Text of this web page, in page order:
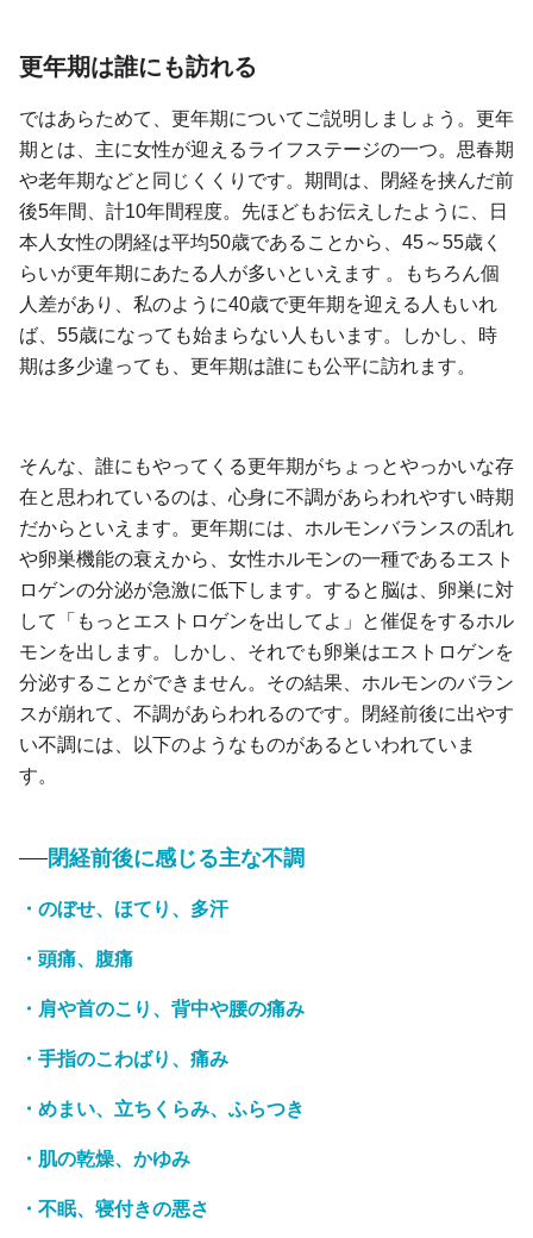
更年期は誰にも訪れる
ではあらためて、更年期についてご説明しましょう。更年
期とは、主に女性が迎えるライフステージの一つ。思春期
や老年期などと同じくくりです。期間は、閉経を挟んだ前
後5年間、計10年間程度。先ほどもお伝えしたように、日
本人女性の閉経は平均50歳であることから、45～55歳く
らいが更年期にあたる人が多いといえます 。もちろん個
人差があり、私のように40歳で更年期を迎える人もいれ
ば、55歳になっても始まらない人もいます。しかし、時
期は多少違っても、更年期は誰にも公平に訪れます。
そんな、誰にもやってくる更年期がちょっとやっかいな存
在と思われているのは、心身に不調があらわれやすい時期
だからといえます。更年期には、ホルモンバランスの乱れ
や卵巣機能の衰えから、女性ホルモンの一種であるエスト
ロゲンの分泌が急激に低下します。すると脳は、卵巣に対
して「もっとエストロゲンを出してよ」と催促をするホル
モンを出します。しかし、それでも卵巣はエストロゲンを
分泌することができません。その結果、ホルモンのバラン
スが崩れて、不調があらわれるのです。閉経前後に出やす
い不調には、以下のようなものがあるといわれていま
す。
閉経前後に感じる主な不調
・のぼせ、ほてり、多汗
・頭痛、腹痛
・肩や首のこり、背中や腰の痛み
・手指のこわばり、痛み
・めまい、立ちくらみ、ふらつき
・肌の乾燥、かゆみ
・不眠、寝付きの悪さ